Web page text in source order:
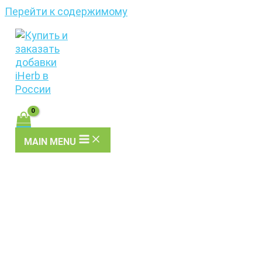
Перейти к содержимому
MAIN MENU